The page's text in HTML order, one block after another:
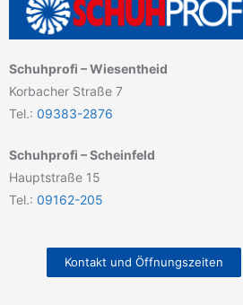
Schuhprofi – Wiesentheid
Korbacher Straße 7
Tel.: 09383-2876
Schuhprofi – Scheinfeld
Hauptstraße 15
Tel.: 09162-205
Kontakt und Öffnungszeiten